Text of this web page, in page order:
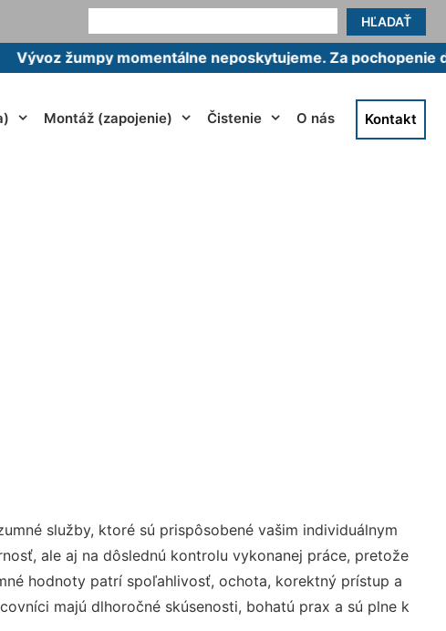
HĽADAŤ
žumpy momentálne neposkytujeme. Za pochopenie
Montáž (zapojenie) Čistenie O nás Kontakt
služby, ktoré sú prispôsobené vašim individuálnym
ale aj na dôslednú kontrolu vykonanej práce, pretože
hodnoty patrí spoľahlivosť, ochota, korektný prístup a
majú dlhoročné skúsenosti, bohatú prax a sú plne k